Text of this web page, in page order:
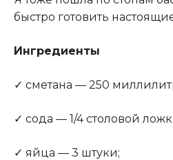
быстро готовить
Ингредиенты
✓ сметана — 250
✓ сода — 1/4 столовой
✓ яйца — 3 штуки;